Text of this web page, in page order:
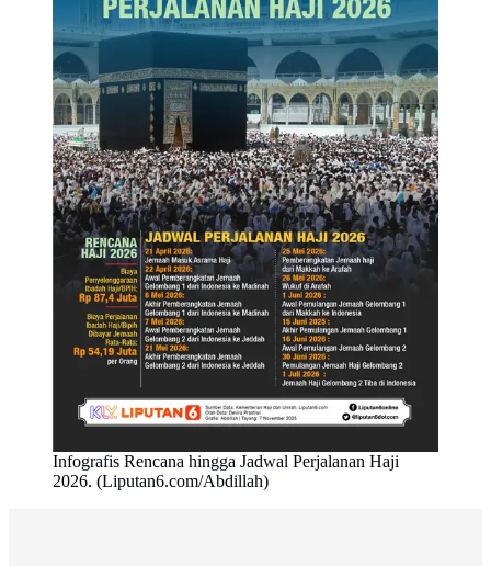
Infografis Rencana hingga Jadwal Perjalanan Haji
2026. (Liputan6.com/Abdillah)